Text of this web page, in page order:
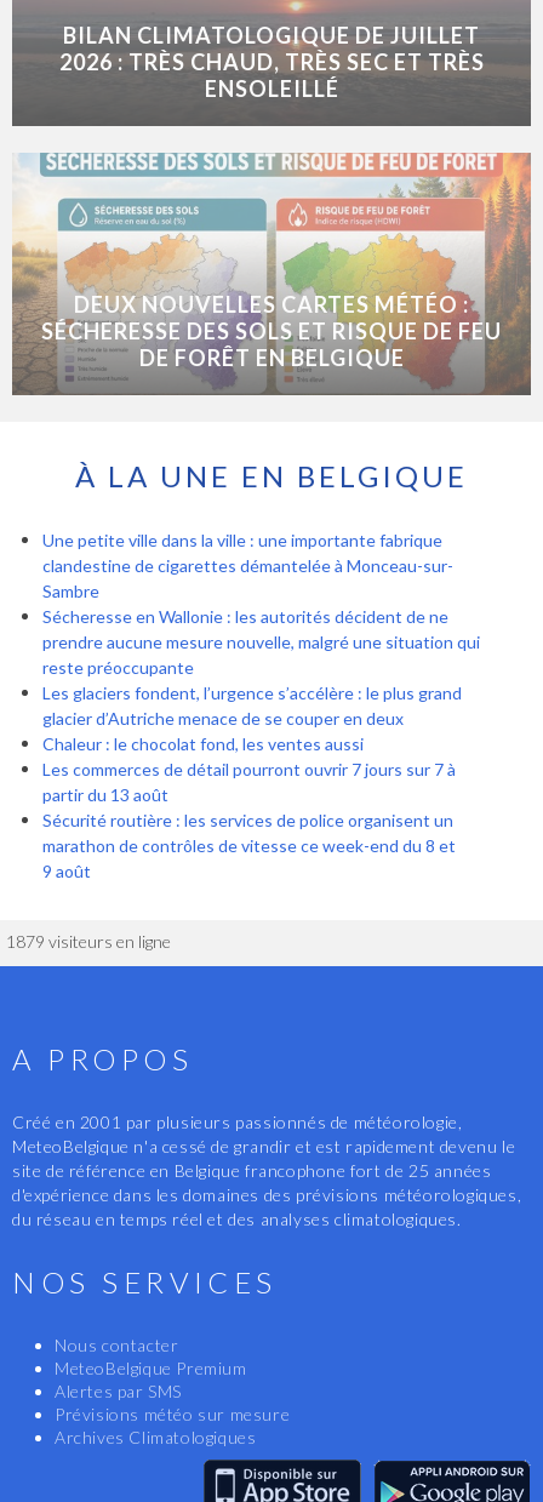
BILAN CLIMATOLOGIQUE DE JUILLET
2026 : TRÈS CHAUD, TRÈS SEC ET TRÈS
ENSOLEILLÉ
DEUX NOUVELLES CARTES MÉTÉO :
SÉCHERESSE DES SOLS ET RISQUE DE FEU
DE FORÊT EN BELGIQUE
À LA UNE EN BELGIQUE
Une petite ville dans la ville : une importante fabrique
clandestine de cigarettes démantelée à Monceau-sur-
Sambre
Sécheresse en Wallonie : les autorités décident de ne
prendre aucune mesure nouvelle, malgré une situation qui
reste préoccupante
Les glaciers fondent, l’urgence s’accélère : le plus grand
glacier d’Autriche menace de se couper en deux
Chaleur : le chocolat fond, les ventes aussi
Les commerces de détail pourront ouvrir 7 jours sur 7 à
partir du 13 août
Sécurité routière : les services de police organisent un
marathon de contrôles de vitesse ce week-end du 8 et
9 août
1879 visiteurs en ligne
A PROPOS
Créé en 2001 par plusieurs passionnés de météorologie,
MeteoBelgique n'a cessé de grandir et est rapidement devenu le
site de référence en Belgique francophone fort de 25 années
d'expérience dans les domaines des prévisions météorologiques,
du réseau en temps réel et des analyses climatologiques.
NOS SERVICES
Nous contacter
MeteoBelgique Premium
Alertes par SMS
Prévisions météo sur mesure
Archives Climatologiques